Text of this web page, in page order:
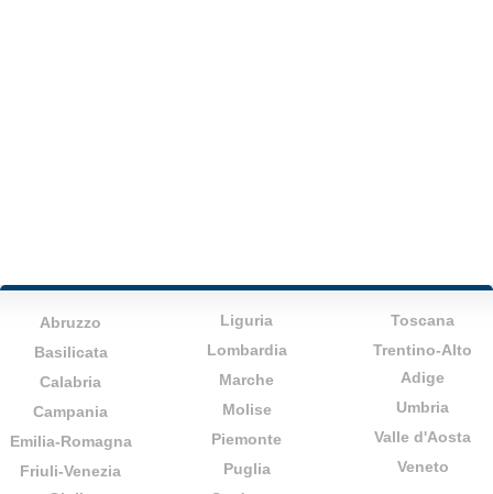
Abruzzo
Basilicata
Calabria
Campania
Emilia-Romagna
Friuli-Venezia
Liguria
Lombardia
Marche
Molise
Piemonte
Puglia
Toscana
Trentino-Alto
Adige
Umbria
Valle d'Aosta
Veneto